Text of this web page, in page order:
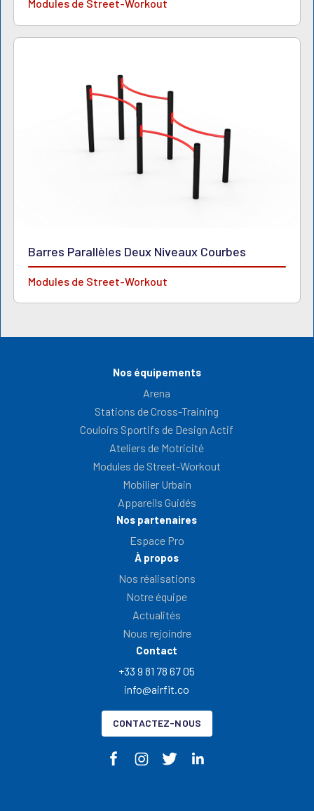
Modules de Street-Workout
Barres Parallèles Deux Niveaux Courbes
Modules de Street-Workout
Nos équipements
Arena
Stations de Cross-Training
Couloirs Sportifs de Design Actif
Ateliers de Motricité
Modules de Street-Workout
Mobilier Urbain
Appareils Guidés
Nos partenaires
Espace Pro
À propos
Nos réalisations
Notre équipe
Actualités
Nous rejoindre
Contact
+33 9 81 78 67 05
info@airfit.co
CONTACTEZ-NOUS